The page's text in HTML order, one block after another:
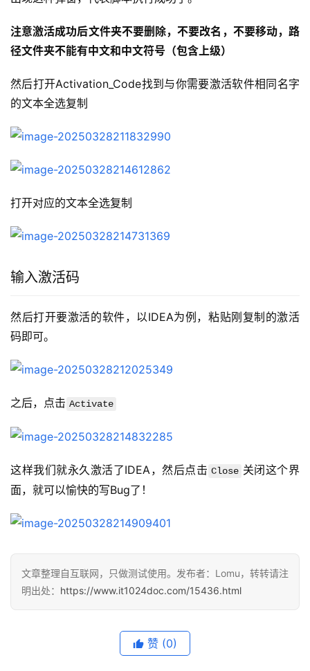
注意激活成功后文件夹不要删除，不要改名，不要移动，路
径文件夹不能有中文和中文符号（包含上级）
然后打开Activation_Code找到与你需要激活软件相同名字
的文本全选复制
打开对应的文本全选复制
输入激活码
然后打开要激活的软件，以IDEA为例，粘贴刚复制的激活
码即可。
之后，点击 Activate
这样我们就永久激活了IDEA，然后点击 Close 关闭这个界
面，就可以愉快的写Bug了！
文章整理自互联网，只做测试使用。发布者：Lomu，转转请注
明出处： https://www.it1024doc.com/15436.html
赞 (0)